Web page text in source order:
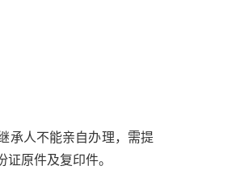
承人不能亲自办理，需提
原件及复印件。